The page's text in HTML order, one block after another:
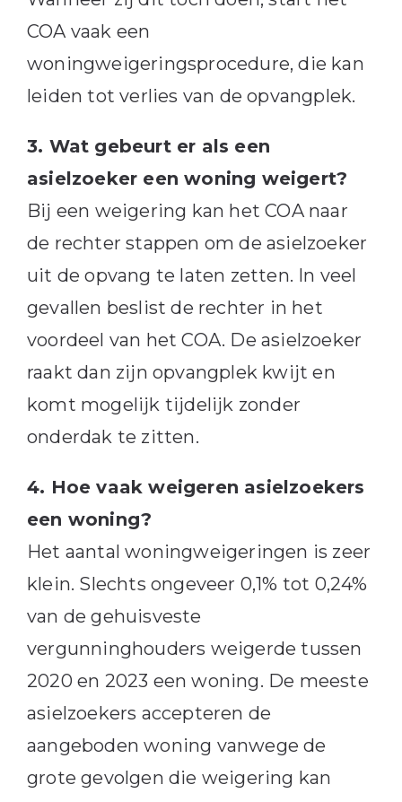
COA vaak een
woningweigeringsprocedure, die kan
leiden tot verlies van de opvangplek.
3. Wat gebeurt er als een
asielzoeker een woning weigert?
Bij een weigering kan het COA naar
de rechter stappen om de asielzoeker
uit de opvang te laten zetten. In veel
gevallen beslist de rechter in het
voordeel van het COA. De asielzoeker
raakt dan zijn opvangplek kwijt en
komt mogelijk tijdelijk zonder
onderdak te zitten.
4. Hoe vaak weigeren asielzoekers
een woning?
Het aantal woningweigeringen is zeer
klein. Slechts ongeveer 0,1% tot 0,24%
van de gehuisveste
vergunninghouders weigerde tussen
2020 en 2023 een woning. De meeste
asielzoekers accepteren de
aangeboden woning vanwege de
grote gevolgen die weigering kan